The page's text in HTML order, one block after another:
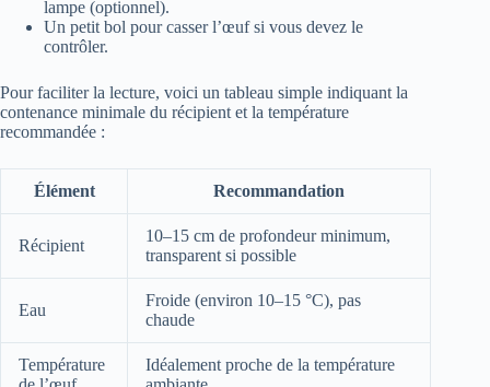
lampe (optionnel).
Un petit bol pour casser l’œuf si vous devez le
contrôler.
Pour faciliter la lecture, voici un tableau simple indiquant la
contenance minimale du récipient et la température
recommandée :
Élément Recommandation
Récipient
10–15 cm de profondeur minimum,
transparent si possible
Eau
Froide (environ 10–15 °C), pas
chaude
Température
Idéalement proche de la température